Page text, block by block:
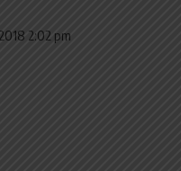
2:02 pm